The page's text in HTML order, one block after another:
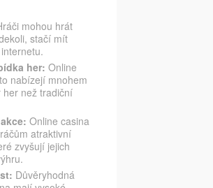
mohou hrát
stačí mít
her: Online
nabízejí mnohem
her než tradiční
Online casina
atraktivní
zvyšují jejich
Důvěryhodná